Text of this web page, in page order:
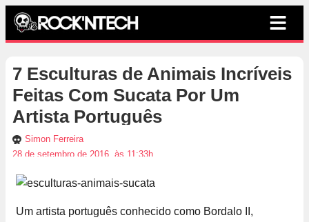
7 Esculturas de Animais Incríveis
Feitas Com Sucata Por Um
Artista Português
Simon Ferreira
28 de setembro de 2016, às 11:33h
Um artista português conhecido como Bordalo II,